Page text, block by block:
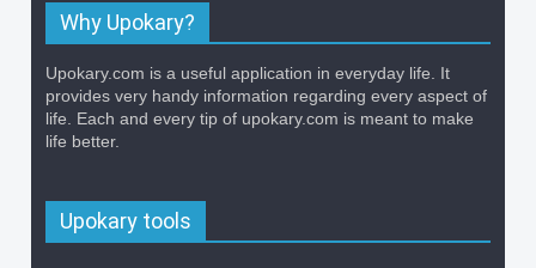
Why Upokary?
Upokary.com is a useful application in everyday life. It
provides very handy information regarding every aspect of
life. Each and every tip of upokary.com is meant to make
life better.
Upokary tools